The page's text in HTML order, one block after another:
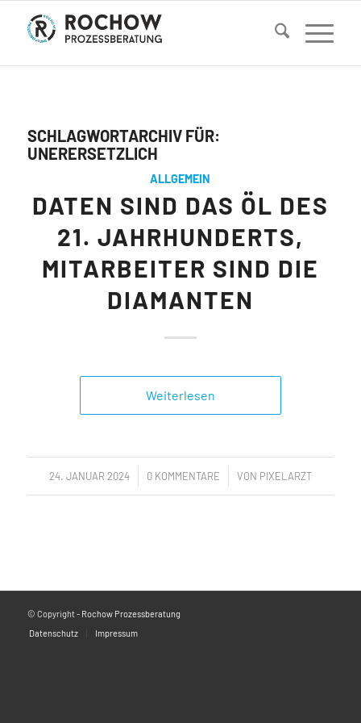
SCHLAGWORTARCHIV FÜR:
UNERERSETZLICH
ALLGEMEIN
DATEN SIND DAS ÖL DES
21. JAHRHUNDERTS,
MITARBEITER SIND DIE
DIAMANTEN
Weiterlesen
24. JANUAR 2024
/ 0 KOMMENTARE
/ VON PIXELARZT
© Copyright - Rochow Prozessberatung
Datenschutz
Impressum